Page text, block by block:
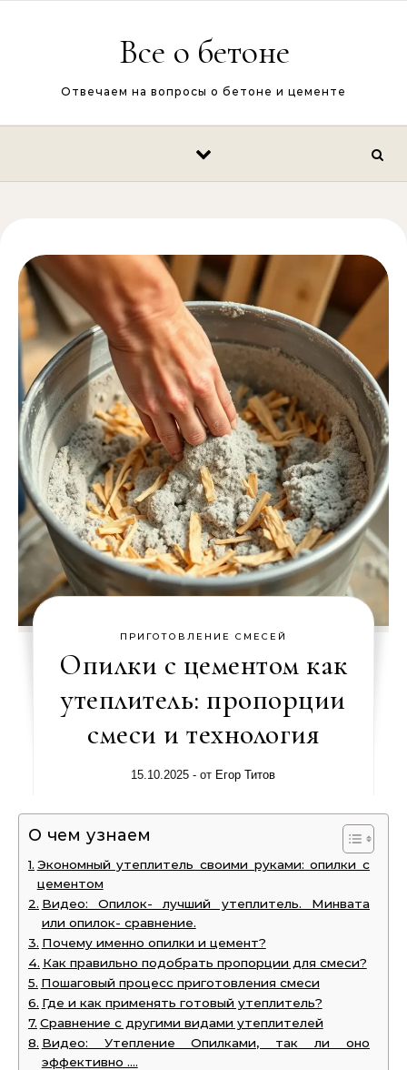
Все о бетоне
Отвечаем на вопросы о бетоне и цементе
ПРИГОТОВЛЕНИЕ СМЕСЕЙ
Опилки с цементом как
утеплитель: пропорции
смеси и технология
15.10.2025 - от Егор Титов
О чем узнаем
Экономный утеплитель своими руками: опилки с
цементом
Видео: Опилок- лучший утеплитель. Минвата
или опилок- сравнение.
Почему именно опилки и цемент?
Как правильно подобрать пропорции для смеси?
Пошаговый процесс приготовления смеси
Где и как применять готовый утеплитель?
Сравнение с другими видами утеплителей
Видео: Утепление Опилками, так ли оно
эффективно ….